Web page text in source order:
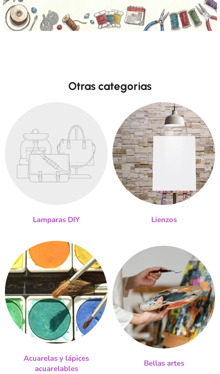
Otras categorias
Lamparas DIY Lienzos
Acuarelas y lápices
acuarelables
Bellas artes